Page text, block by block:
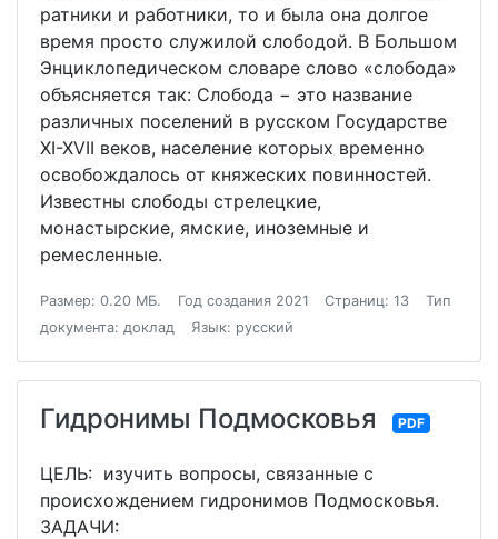
ратники и работники, то и была она долгое
время просто служилой слободой. В Большом
Энциклопедическом словаре слово «слобода»
объясняется так: Слобода − это название
различных поселений в русском Государстве
XI-XVII веков, население которых временно
освобождалось от княжеских повинностей.
Известны слободы стрелецкие,
монастырские, ямские, иноземные и
ремесленные.
Размер: 0.20 МБ. Год создания 2021 Страниц: 13
Тип
документа: доклад
Язык: русский
Гидронимы Подмосковья PDF
ЦЕЛЬ: изучить вопросы, связанные с
происхождением гидронимов Подмосковья.
ЗАДАЧИ: